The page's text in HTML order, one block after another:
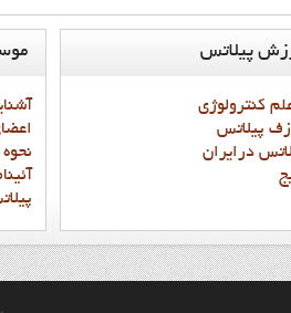
پيلاتس
کنترولوژي
پيلاتس
درايران